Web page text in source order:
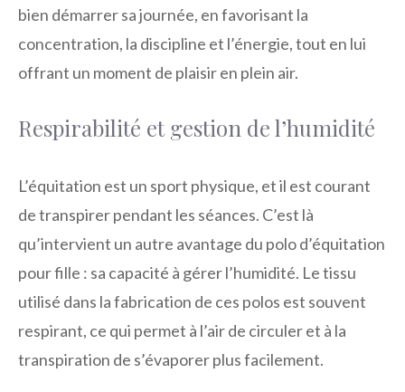
bien démarrer sa journée, en favorisant la
concentration, la discipline et l’énergie, tout en lui
offrant un moment de plaisir en plein air.
Respirabilité et gestion de l’humidité
L’équitation est un sport physique, et il est courant
de transpirer pendant les séances. C’est là
qu’intervient un autre avantage du polo d’équitation
pour fille : sa capacité à gérer l’humidité. Le tissu
utilisé dans la fabrication de ces polos est souvent
respirant, ce qui permet à l’air de circuler et à la
transpiration de s’évaporer plus facilement.